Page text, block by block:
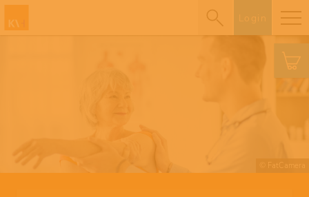
Login
© FatCamera